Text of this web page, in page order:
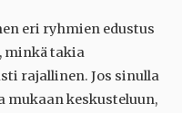
eri ryhmien edustus
minkä takia
rajallinen. Jos sinulla
mukaan keskusteluun,